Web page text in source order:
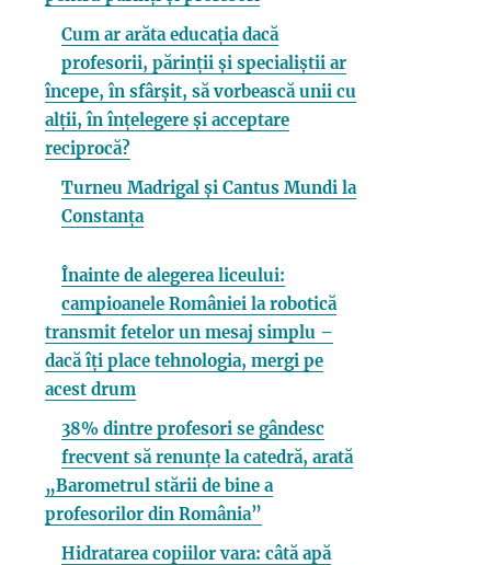
Cum ar arăta educația dacă
profesorii, părinții și specialiștii ar
începe, în sfârșit, să vorbească unii cu
alții, în înțelegere și acceptare
reciprocă?
Turneu Madrigal și Cantus Mundi la
Constanța
Înainte de alegerea liceului:
campioanele României la robotică
transmit fetelor un mesaj simplu –
dacă îți place tehnologia, mergi pe
acest drum
38% dintre profesori se gândesc
frecvent să renunțe la catedră, arată
„Barometrul stării de bine a
profesorilor din România”
Hidratarea copiilor vara: câtă apă